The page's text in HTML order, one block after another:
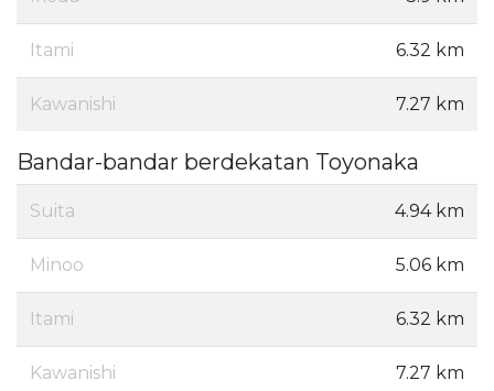
Itami 6.32 km
Kawanishi 7.27 km
Bandar-bandar berdekatan Toyonaka
Suita 4.94 km
Minoo 5.06 km
Itami 6.32 km
Kawanishi 7.27 km